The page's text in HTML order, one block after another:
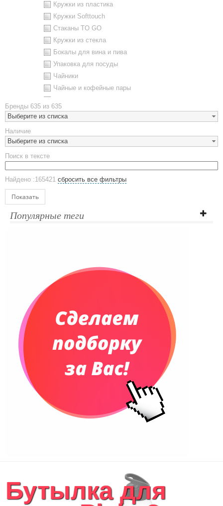
Кружки из пластика
Кружки Softtouch
Стаканы TO GO
Кружки из стекла
Бокалы для вина и пива
Упаковка для посуды
Чайники
Чайные и кофейные пары
Наборы посуды
Предметы сервировки
Стаканы
Эко кружки
ЕВРОПОСУДА
Аксессуары
Ежедневники и блокноты
Датированные ежедневники
Планинги недатированные
Телефонные книжки
Сумки и Рюкзаки
Сумки для планшетов и ноутбуков
Рюкзаки
Конференц-сумки
Сумки для покупок промо
Несессеры и косметички
Сумки дорожные
Текстиль для ванной комнаты
Бренды 635 из 635
Выберите из списка
Наличие
Выберите из списка
Поиск в тексте
Найдено :165421 сбросить все фильтры
Показать
Популярные теги
Бутылка для